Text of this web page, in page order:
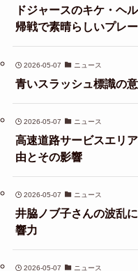
ドジャースのキケ・ヘ
帰戦で素晴らしいプレ
2026-05-07 ニュース
青いスラッシュ標識の
2026-05-07 ニュース
高速道路サービスエリ
由とその影響
2026-05-07 ニュース
井脇ノブ子さんの波乱
響力
2026-05-07 ニュース